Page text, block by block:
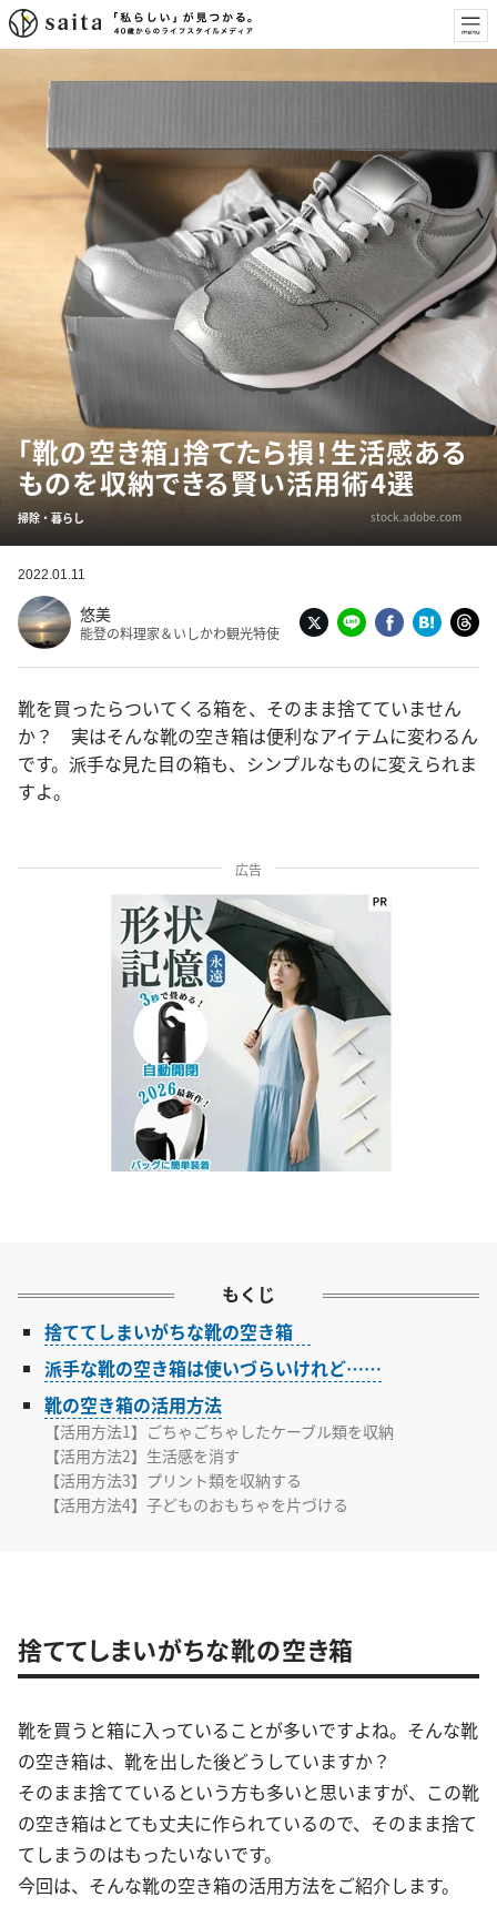
「靴の空き箱」捨てたら損！生活感ある
ものを収納できる賢い活用術4選
掃除・暮らし stock.adobe.com
2022.01.11
悠美
能登の料理家＆いしかわ観光特使
靴を買ったらついてくる箱を、そのまま捨てていません
か？ 実はそんな靴の空き箱は便利なアイテムに変わるん
です。派手な見た目の箱も、シンプルなものに変えられま
すよ。
広告
もくじ
捨ててしまいがちな靴の空き箱
派手な靴の空き箱は使いづらいけれど……
靴の空き箱の活用方法
【活用方法1】ごちゃごちゃしたケーブル類を収納
【活用方法2】生活感を消す
【活用方法3】プリント類を収納する
【活用方法4】子どものおもちゃを片づける
捨ててしまいがちな靴の空き箱
靴を買うと箱に入っていることが多いですよね。そんな靴
の空き箱は、靴を出した後どうしていますか？
そのまま捨てているという方も多いと思いますが、この靴
の空き箱はとても丈夫に作られているので、そのまま捨て
てしまうのはもったいないです。
今回は、そんな靴の空き箱の活用方法をご紹介します。